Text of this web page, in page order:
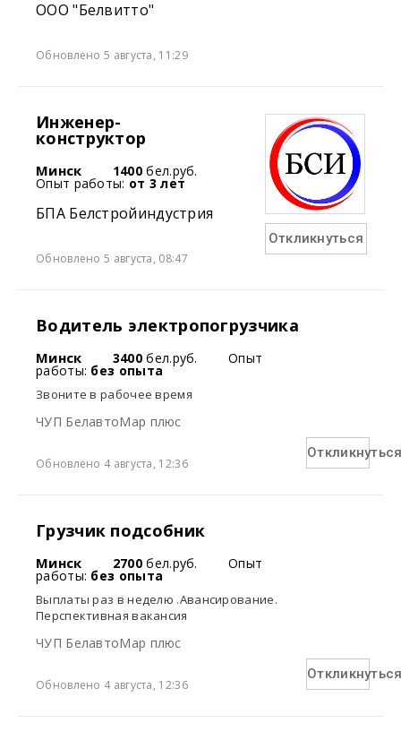
ООО "Белвитто"
Обновлено 5 августа, 11:29
Инженер-
конструктор
Минск 1400 бел.руб.
Опыт работы: от 3 лет
БПА Белстройиндустрия
Обновлено 5 августа, 08:47
Откликнуться
Водитель электропогрузчика
Минск 3400 бел.руб. Опыт
работы: без опыта
Звоните в рабочее время
ЧУП БелавтоМар плюс
Обновлено 4 августа, 12:36
Грузчик подсобник
Минск 2700 бел.руб. Опыт
работы: без опыта
Выплаты раз в неделю .Авансирование.
Перспективная вакансия
ЧУП БелавтоМар плюс
Обновлено 4 августа, 12:36